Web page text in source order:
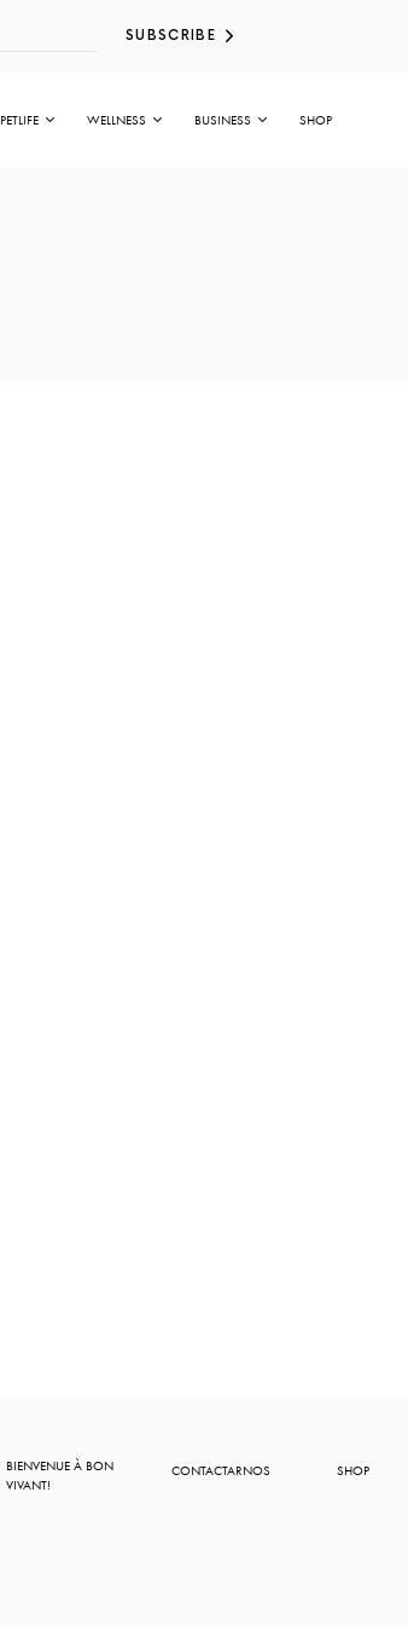
SUBSCRIBE
PETLIFE WELLNESS BUSINESS SHOP
BIENVENUE À BON
VIVANT!
CONTACTARNOS SHOP